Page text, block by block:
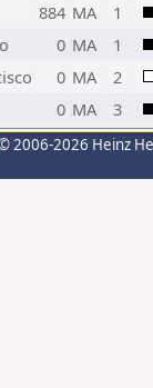
884 MA
1
0 MA
1
0 MA
2
0 MA 3
2006-2026 Heinz